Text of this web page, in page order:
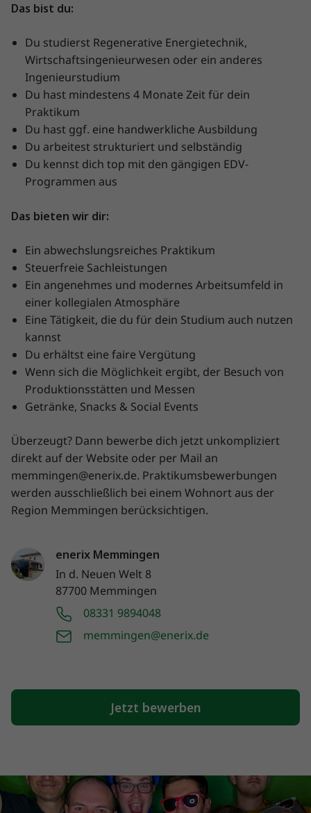
Das bist du:
Du studierst Regenerative Energietechnik,
Wirtschaftsingenieurwesen oder ein anderes
Ingenieurstudium
Du hast mindestens 4 Monate Zeit für dein
Praktikum
Du hast ggf. eine handwerkliche Ausbildung
Du arbeitest strukturiert und selbständig
Du kennst dich top mit den gängigen EDV-
Programmen aus
Das bieten wir dir:
Ein abwechslungsreiches Praktikum
Steuerfreie Sachleistungen
Ein angenehmes und modernes Arbeitsumfeld in
einer kollegialen Atmosphäre
Eine Tätigkeit, die du für dein Studium auch nutzen
kannst
Du erhältst eine faire Vergütung
Wenn sich die Möglichkeit ergibt, der Besuch von
Produktionsstätten und Messen
Getränke, Snacks & Social Events
Überzeugt? Dann bewerbe dich jetzt unkompliziert
direkt auf der Website oder per Mail an
memmingen@enerix.de. Praktikumsbewerbungen
werden ausschließlich bei einem Wohnort aus der
Region Memmingen berücksichtigen.
enerix Memmingen
In d. Neuen Welt 8
87700 Memmingen
08331 9894048
memmingen@enerix.de